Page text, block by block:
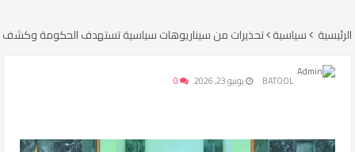
الرئيسية سياسية تحذيرات من سيناريوهات سياسية تستهدف الحكومة
BATOOL يونيو 23, 2026